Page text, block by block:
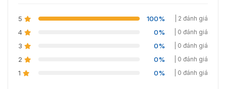
5 100% | 2 đánh giá
4 0% | 0 đánh giá
3 0% | 0 đánh giá
2 0% | 0 đánh giá
1 0% | 0 đánh giá